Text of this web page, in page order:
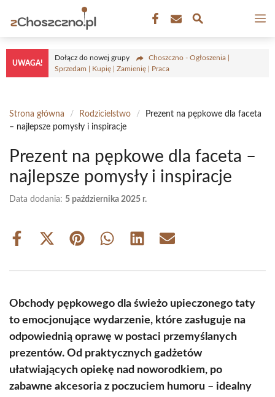
treści
UWAGA!
Dołącz do nowej grupy
Choszczno - Ogłoszenia |
Sprzedam | Kupię | Zamienię | Praca
Strona główna / Rodzicielstwo /
Prezent na pępkowe dla faceta
– najlepsze pomysły i inspiracje
Prezent na pępkowe dla faceta –
najlepsze pomysły i inspiracje
Data dodania: 5 października 2025 r.
Share
Share
(Twitter)
Share Share Share Share
Obchody pępkowego dla świeżo upieczonego taty
to emocjonujące wydarzenie, które zasługuje na
odpowiednią oprawę w postaci przemyślanych
prezentów. Od praktycznych gadżetów
ułatwiających opiekę nad noworodkiem, po
zabawne akcesoria z poczuciem humoru – idealny